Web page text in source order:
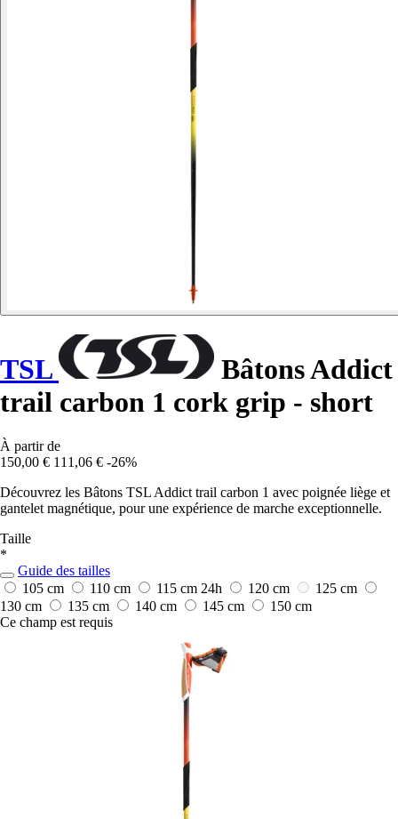
TSL
Bâtons Addict
trail carbon 1 cork grip - short
À partir de
150,00 € 111,06 € -26%
Découvrez les Bâtons TSL Addict trail carbon 1 avec poignée liège et
gantelet magnétique, pour une expérience de marche exceptionnelle.
Taille
*
Guide des tailles
105 cm
110 cm 115 cm 24h 120 cm
125 cm
130 cm
135 cm 140 cm 145 cm
150 cm
Ce champ est requis